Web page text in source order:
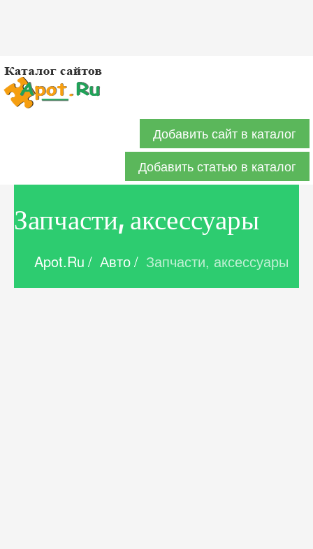
Добавить сайт в каталог
Добавить статью в каталог
Запчасти, аксессуары
Apot.Ru / Авто/ Запчасти, аксессуары